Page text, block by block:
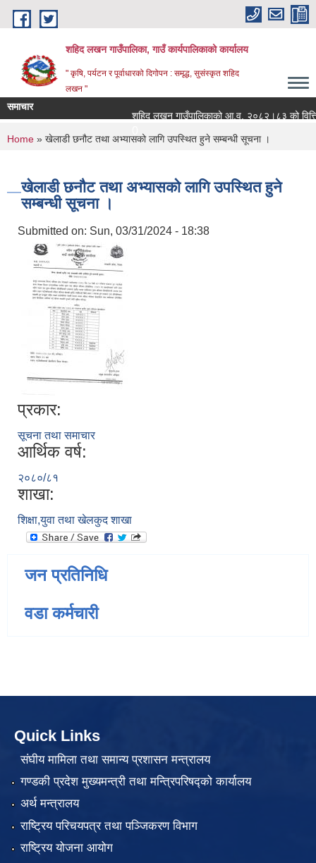
Skip to main content
शहिद लखन गाउँपालिका, गाउँ कार्यपालिकाको कार्यालय
" कृषि, पर्यटन र पूर्वाधारको दिगोपन : समृद्ध, सुसंस्कृत शहिद
लखन "
समाचार
शहिद लखन गाउँपालिकाको आ.व. २०८२।८३ को वित्तिय
You are here
Home » खेलाडी छनौट तथा अभ्यासको लागि उपस्थित हुने सम्बन्धी सूचना ।
खेलाडी छनौट तथा अभ्यासको लागि उपस्थित हुने
सम्बन्धी सूचना ।
Submitted on: Sun, 03/31/2024 - 18:38
प्रकार:
सूचना तथा समाचार
आर्थिक वर्ष:
२०८०/८१
शाखा:
शिक्षा,युवा तथा खेलकुद शाखा
जन प्रतिनिधि
वडा कर्मचारी
Quick Links
संघीय मामिला तथा समान्य प्रशासन मन्त्रालय
गण्डकी प्रदेश मुख्यमन्त्री तथा मन्त्रिपरिषद्को कार्यालय
अर्थ मन्त्रालय
राष्ट्रिय परिचयपत्र तथा पञ्जिकरण विभाग
राष्ट्रिय योजना आयोग